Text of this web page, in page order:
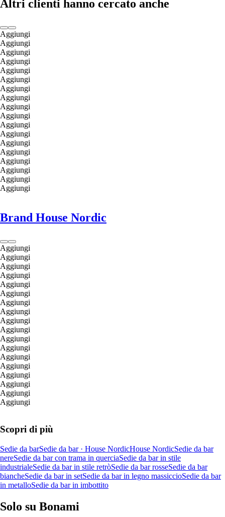
Altri clienti hanno cercato anche
Aggiungi
Aggiungi
Aggiungi
Aggiungi
Aggiungi
Aggiungi
Aggiungi
Aggiungi
Aggiungi
Aggiungi
Aggiungi
Aggiungi
Aggiungi
Aggiungi
Aggiungi
Aggiungi
Aggiungi
Aggiungi
Brand House Nordic
Aggiungi
Aggiungi
Aggiungi
Aggiungi
Aggiungi
Aggiungi
Aggiungi
Aggiungi
Aggiungi
Aggiungi
Aggiungi
Aggiungi
Aggiungi
Aggiungi
Aggiungi
Aggiungi
Aggiungi
Aggiungi
Scopri di più
Sedie da barSedie da bar · House NordicHouse NordicSedie da bar
nereSedie da bar con trama in querciaSedie da bar in stile
industrialeSedie da bar in stile retròSedie da bar rosseSedie da bar
biancheSedie da bar in setSedie da bar in legno massiccioSedie da bar
in metalloSedie da bar in imbottito
Solo su Bonami